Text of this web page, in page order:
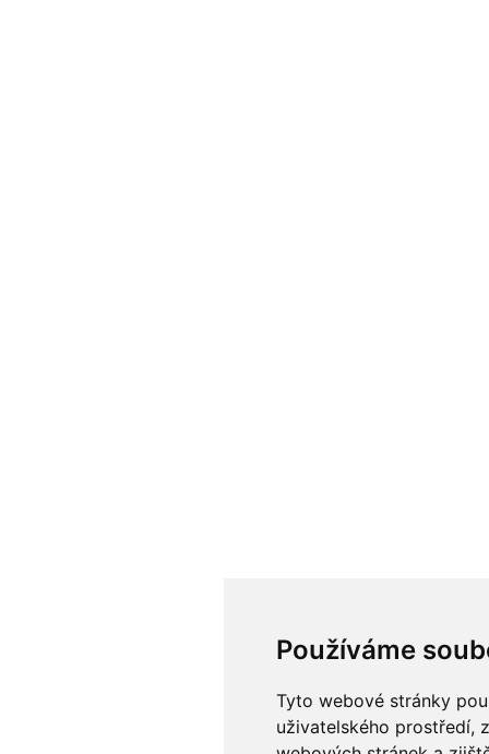
Používáme
Tyto webové stránky
uživatelského prostředí,